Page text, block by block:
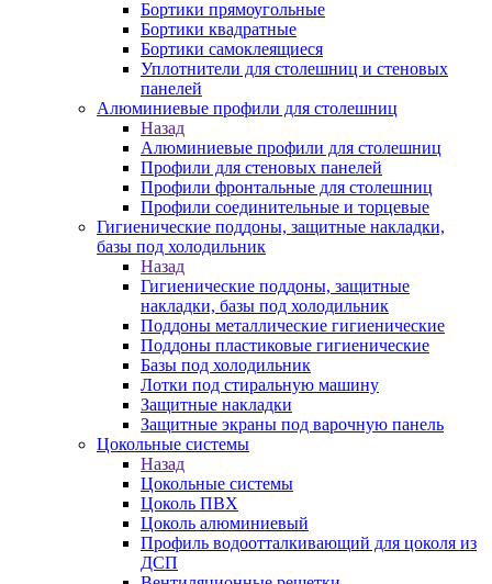
Бортики прямоугольные
Бортики квадратные
Бортики самоклеящиеся
Уплотнители для столешниц и стеновых
панелей
Алюминиевые профили для столешниц
Назад
Алюминиевые профили для столешниц
Профили для стеновых панелей
Профили фронтальные для столешниц
Профили соединительные и торцевые
Гигиенические поддоны, защитные накладки,
базы под холодильник
Назад
Гигиенические поддоны, защитные
накладки, базы под холодильник
Поддоны металлические гигиенические
Поддоны пластиковые гигиенические
Базы под холодильник
Лотки под стиральную машину
Защитные накладки
Защитные экраны под варочную панель
Цокольные системы
Назад
Цокольные системы
Цоколь ПВХ
Цоколь алюминиевый
Профиль водоотталкивающий для цоколя из
ДСП